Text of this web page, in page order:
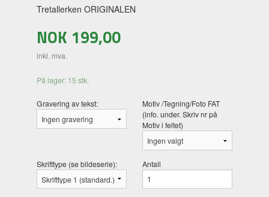
Tretallerken ORIGINALEN
NOK 199,00
inkl. mva.
På lager: 15 stk.
Gravering av tekst:
Motiv /Tegning/Foto FAT
(info. under. Skriv nr på
Motiv i feltet)
Skrifttype (se bildeserie): Antall